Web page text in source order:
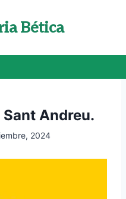
Bética
Andreu.
2024